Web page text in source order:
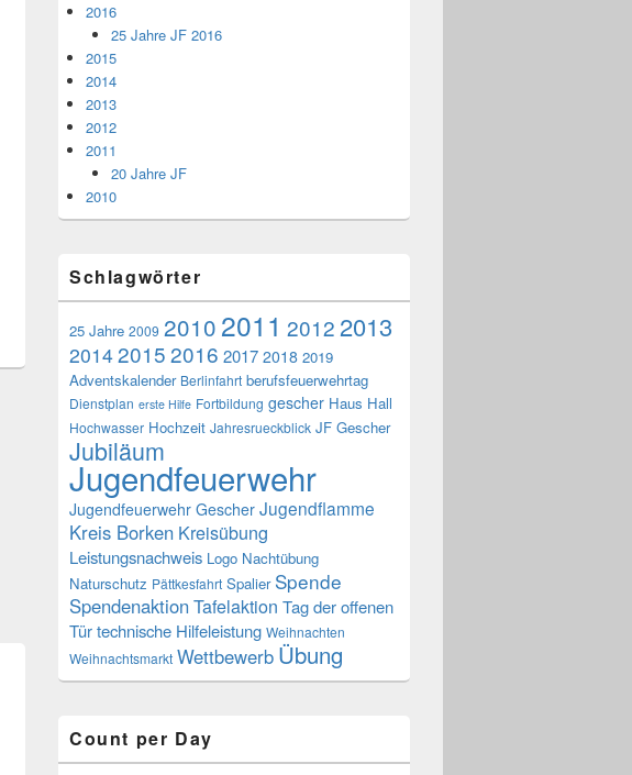
2016
25 Jahre JF 2016
2015
2014
2013
2012
2011
20 Jahre JF
2010
Schlagwörter
25 Jahre 2009 2010 2011 2012 2013
201420152016 2017 2018 2019
Adventskalender Berlinfahrt berufsfeuerwehrtag
Dienstplan erste Hilfe Fortbildung gescher Haus Hall
Hochwasser Hochzeit Jahresrueckblick JF Gescher
Jubiläum
Jugendfeuerwehr
Jugendfeuerwehr Gescher Jugendflamme
Kreis Borken Kreisübung
Leistungsnachweis Logo Nachtübung
Naturschutz Pättkesfahrt Spalier Spende
SpendenaktionTafelaktion Tag der offenen
Türtechnische Hilfeleistung Weihnachten
Weihnachtsmarkt Wettbewerb Übung
Count per Day